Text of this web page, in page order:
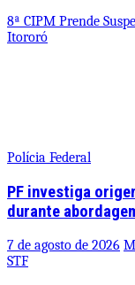
8ª CIPM Prende
Itororó
Polícia Federal
PF investiga
durante
7 de agosto de 2026
STF